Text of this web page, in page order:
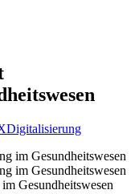
Digitalisierung
Gesundheitswesen